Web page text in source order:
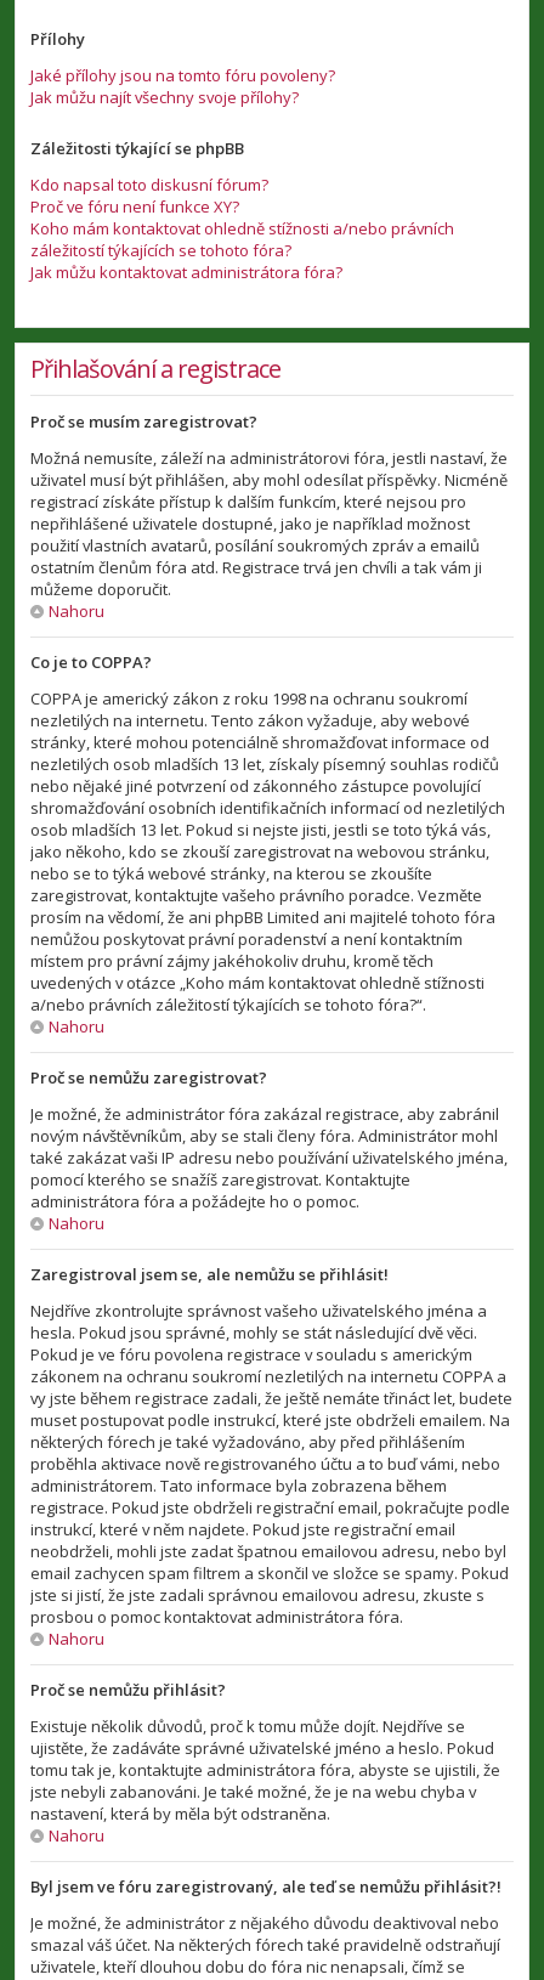
Přílohy
Jaké přílohy jsou na tomto fóru povoleny?
Jak můžu najít všechny svoje přílohy?
Záležitosti týkající se phpBB
Kdo napsal toto diskusní fórum?
Proč ve fóru není funkce XY?
Koho mám kontaktovat ohledně stížnosti a/nebo právních
záležitostí týkajících se tohoto fóra?
Jak můžu kontaktovat administrátora fóra?
Přihlašování a registrace
Proč se musím zaregistrovat?
Možná nemusíte, záleží na administrátorovi fóra, jestli nastaví, že
uživatel musí být přihlášen, aby mohl odesílat příspěvky. Nicméně
registrací získáte přístup k dalším funkcím, které nejsou pro
nepřihlášené uživatele dostupné, jako je například možnost
použití vlastních avatarů, posílání soukromých zpráv a emailů
ostatním členům fóra atd. Registrace trvá jen chvíli a tak vám ji
můžeme doporučit.
Nahoru
Co je to COPPA?
COPPA je americký zákon z roku 1998 na ochranu soukromí
nezletilých na internetu. Tento zákon vyžaduje, aby webové
stránky, které mohou potenciálně shromažďovat informace od
nezletilých osob mladších 13 let, získaly písemný souhlas rodičů
nebo nějaké jiné potvrzení od zákonného zástupce povolující
shromažďování osobních identifikačních informací od nezletilých
osob mladších 13 let. Pokud si nejste jisti, jestli se toto týká vás,
jako někoho, kdo se zkouší zaregistrovat na webovou stránku,
nebo se to týká webové stránky, na kterou se zkoušíte
zaregistrovat, kontaktujte vašeho právního poradce. Vezměte
prosím na vědomí, že ani phpBB Limited ani majitelé tohoto fóra
nemůžou poskytovat právní poradenství a není kontaktním
místem pro právní zájmy jakéhokoliv druhu, kromě těch
uvedených v otázce „Koho mám kontaktovat ohledně stížnosti
a/nebo právních záležitostí týkajících se tohoto fóra?“.
Nahoru
Proč se nemůžu zaregistrovat?
Je možné, že administrátor fóra zakázal registrace, aby zabránil
novým návštěvníkům, aby se stali členy fóra. Administrátor mohl
také zakázat vaši IP adresu nebo používání uživatelského jména,
pomocí kterého se snažíš zaregistrovat. Kontaktujte
administrátora fóra a požádejte ho o pomoc.
Nahoru
Zaregistroval jsem se, ale nemůžu se přihlásit!
Nejdříve zkontrolujte správnost vašeho uživatelského jména a
hesla. Pokud jsou správné, mohly se stát následující dvě věci.
Pokud je ve fóru povolena registrace v souladu s americkým
zákonem na ochranu soukromí nezletilých na internetu COPPA a
vy jste během registrace zadali, že ještě nemáte třináct let, budete
muset postupovat podle instrukcí, které jste obdrželi emailem. Na
některých fórech je také vyžadováno, aby před přihlášením
proběhla aktivace nově registrovaného účtu a to buď vámi, nebo
administrátorem. Tato informace byla zobrazena během
registrace. Pokud jste obdrželi registrační email, pokračujte podle
instrukcí, které v něm najdete. Pokud jste registrační email
neobdrželi, mohli jste zadat špatnou emailovou adresu, nebo byl
email zachycen spam filtrem a skončil ve složce se spamy. Pokud
jste si jistí, že jste zadali správnou emailovou adresu, zkuste s
prosbou o pomoc kontaktovat administrátora fóra.
Nahoru
Proč se nemůžu přihlásit?
Existuje několik důvodů, proč k tomu může dojít. Nejdříve se
ujistěte, že zadáváte správné uživatelské jméno a heslo. Pokud
tomu tak je, kontaktujte administrátora fóra, abyste se ujistili, že
jste nebyli zabanováni. Je také možné, že je na webu chyba v
nastavení, která by měla být odstraněna.
Nahoru
Byl jsem ve fóru zaregistrovaný, ale teď se nemůžu přihlásit?!
Je možné, že administrátor z nějakého důvodu deaktivoval nebo
smazal váš účet. Na některých fórech také pravidelně odstraňují
uživatele, kteří dlouhou dobu do fóra nic nenapsali, čímž se